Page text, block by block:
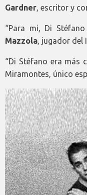
Gardner, escritor y
“Para mi, Di
Mazzola, jugador del
“Di Stéfano era más
Miramontes, único